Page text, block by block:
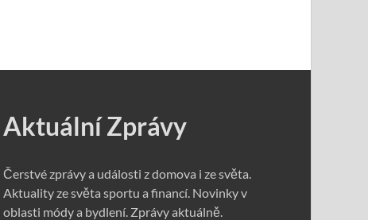
Aktuální Zprávy
Čerstvé zprávy a události z domova i ze světa.
Aktuality ze světa sportu a financí. Novinky v
oblasti módy a bydlení. Zprávy aktuálně.